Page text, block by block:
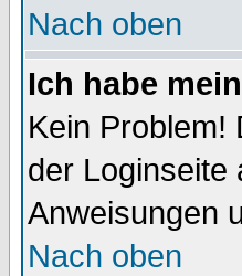
Nach oben
Ich habe
Kein Problem!
der Loginseite
Anweisungen
Nach oben